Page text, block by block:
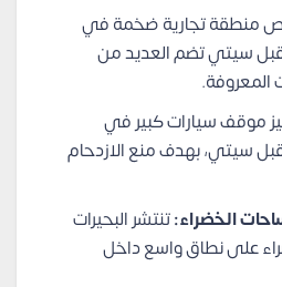
منطقة تجارية ضخمة في
سيتي تضم العديد من
المعروفة.
موقف سيارات كبير في
سيتي، بهدف منع الازدحام
الخضراء:تنتشر البحيرات
على نطاق واسع داخل